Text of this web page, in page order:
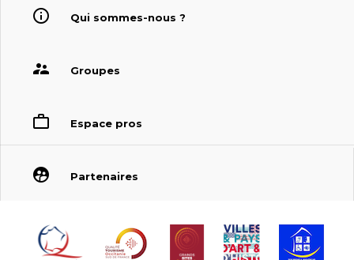
Qui sommes-nous ?
Groupes
Espace pros
Partenaires